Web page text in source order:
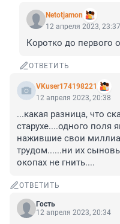
Netotjamon
12 апреля 2023, 23:37
Коротко до первого
ОТВЕТИТЬ
VKuser174198221
12 апреля 2023, 20:38
...какая разница, что
старухе....одного поля
нажившие свои
трудом......ни их
окопах не гнить....
ОТВЕТИТЬ
Гость
12 апреля 2023, 20:34